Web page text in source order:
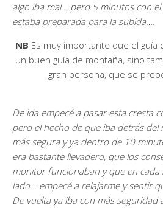
algo iba mal… pero 5 minutos con
estaba preparada para la subida….
NB Es muy importante que el guía
un buen guía de montaña, sino
gran persona, que se
De ida empecé a pasar esta cresta
pero el hecho de que iba detrás del
más segura y ya dentro de 10
era bastante llevadero, que los
monitor funcionaban y que en cada
lado… empecé a relajarme y sentir
De vuelta ya iba con más seguridad